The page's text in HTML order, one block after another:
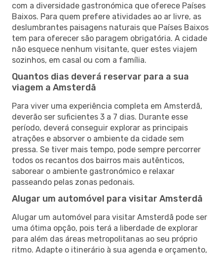
com a diversidade gastronómica que oferece Países
Baixos. Para quem prefere atividades ao ar livre, as
deslumbrantes paisagens naturais que Países Baixos
tem para oferecer são paragem obrigatória. A cidade
não esquece nenhum visitante, quer estes viajem
sozinhos, em casal ou com a família.
Quantos dias deverá reservar para a sua
viagem a Amsterdã
Para viver uma experiência completa em Amsterdã,
deverão ser suficientes 3 a 7 dias. Durante esse
período, deverá conseguir explorar as principais
atrações e absorver o ambiente da cidade sem
pressa. Se tiver mais tempo, pode sempre percorrer
todos os recantos dos bairros mais autênticos,
saborear o ambiente gastronómico e relaxar
passeando pelas zonas pedonais.
Alugar um automóvel para visitar Amsterdã
Alugar um automóvel para visitar Amsterdã pode ser
uma ótima opção, pois terá a liberdade de explorar
para além das áreas metropolitanas ao seu próprio
ritmo. Adapte o itinerário à sua agenda e orçamento,